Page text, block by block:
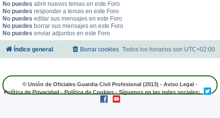
No puedes abrir nuevos temas en este Foro
No puedes responder a temas en este Foro
No puedes editar sus mensajes en este Foro
No puedes borrar sus mensajes en este Foro
No puedes enviar adjuntos en este Foro
Índice general Todos los horarios son UTC+02:00
Borrar cookies
© Unión de Oficiales Guardia Civil Profesional (2013) - Aviso Legal -
Política de Privacidad - Política de Cookies - Síguenos en las redes sociales: